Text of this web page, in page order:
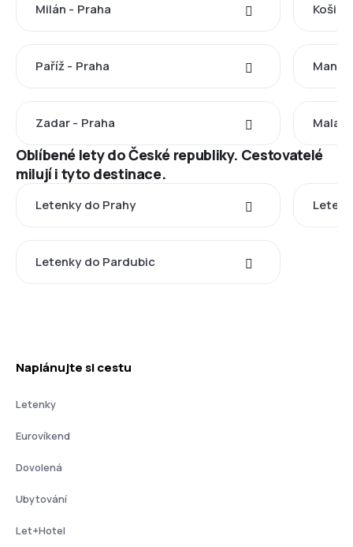
Milán - Praha
Paříž - Praha
Zadar - Praha
Oblíbené lety do České republiky. Cestovatelé
milují i tyto destinace.
Letenky do Prahy
Letenky do Pardubic
Naplánujte si cestu
Letenky
Eurovíkend
Dovolená
Ubytování
Let+Hotel